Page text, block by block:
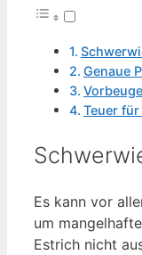
Genaue
Teuer für
Es kann vor
um
Estrich nicht